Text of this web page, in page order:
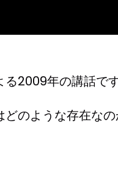
2009年の講話です
どのような存在な